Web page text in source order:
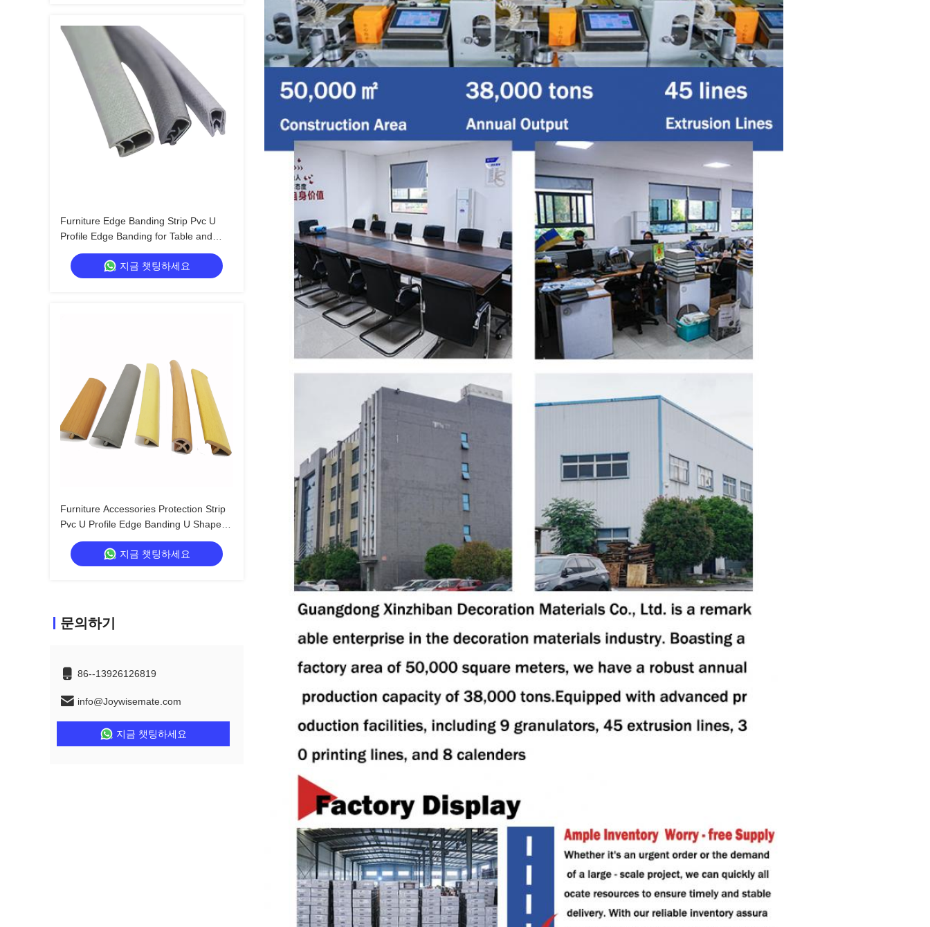
Furniture Edge Banding Strip Pvc U
Profile Edge Banding for Table and
Desk Manufacturing Applications Pvc
Edge Banding Material
지금 챗팅하세요
Furniture Accessories Protection Strip
Pvc U Profile Edge Banding U Shape
Edge Banding U Molding Edge Trim
지금 챗팅하세요
문의하기
86--13926126819
info@Joywisemate.com
지금 챗팅하세요